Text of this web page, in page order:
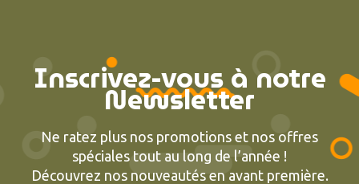
Inscrivez-vous à notre
Newsletter
Ne ratez plus nos promotions et nos offres
spéciales tout au long de l’année !
Découvrez nos nouveautés en avant première.